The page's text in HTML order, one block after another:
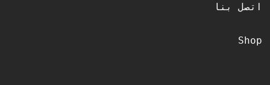
اتصل بنا
Shop